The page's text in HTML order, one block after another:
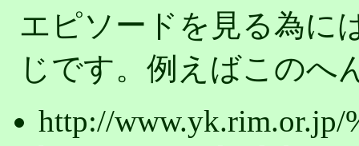
エピソードを見る為に
じです。例えばこのへ
http://www.yk.rim.or.jp/